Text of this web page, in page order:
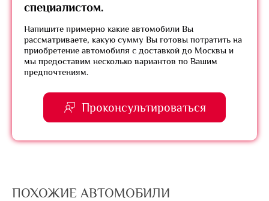
специалистом.
Напишите примерно какие автомобили Вы
рассматриваете, какую сумму Вы готовы потратить на
приобретение автомобиля с доставкой до Москвы и
мы предоставим несколько вариантов по Вашим
предпочтениям.
Проконсультироваться
ПОХОЖИЕ АВТОМОБИЛИ